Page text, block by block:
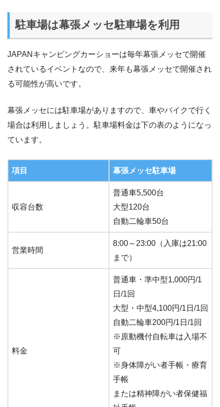
駐車場は幕張メッセ駐車場を利用
JAPANキャンピングカーショーは毎年幕張メッセで開催
されているイベントなので、来年も幕張メッセで開催され
る可能性が高いです。
幕張メッセには駐車場がありますので、車やバイクで行く
場合は利用しましょう。駐車場料金は下の表のようになっ
ています。
項目 幕張メッセ駐車場
収容台数
普通車5,500台
大型120台
自動二輪車50台
営業時間
8:00～23:00（入庫は21:00
まで）
料金
普通車・準中型1,000円/1
日/1回
大型・中型4,100円/1日/1回
自動二輪車200円/1日/1回
※原動機付自転車は入場不
可
※身体障がい者手帳・療育
手帳
または精神障がい者保健福